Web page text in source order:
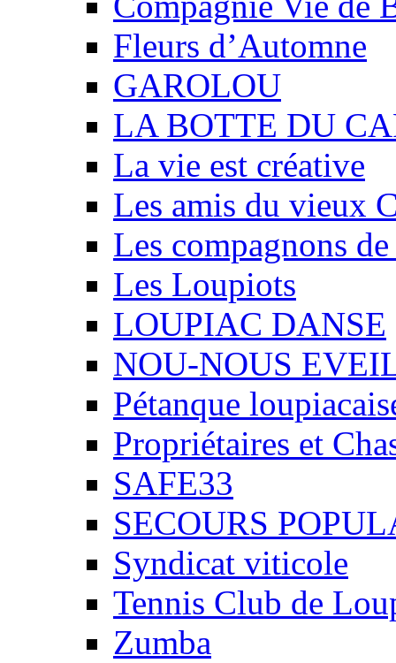
Fleurs d’Automne
GAROLOU
LA BOTTE DU
La vie est créative
Les amis du vieux
Les compagnons
Les Loupiots
LOUPIAC DANSE
NOU-NOUS
Pétanque
Propriétaires et
SAFE33
SECOURS
Syndicat viticole
Tennis Club de
Zumba